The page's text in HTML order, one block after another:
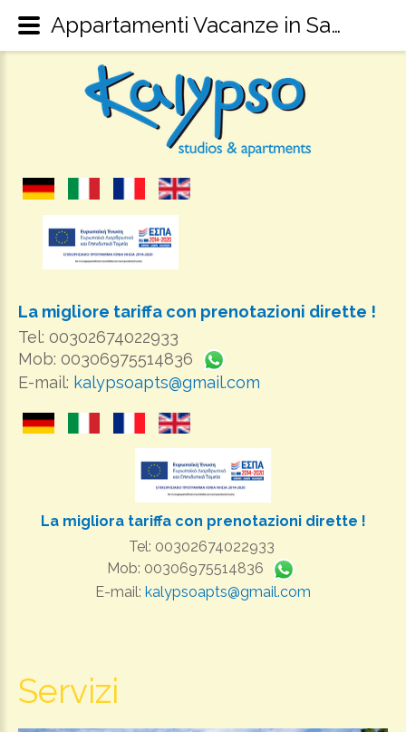
La migliore tariffa con prenotazioni dirette !
Tel: 00302674022933
Mob: 00306975514836
E-mail: kalypsoapts@gmail.com
La migliora tariffa con prenotazioni dirette !
Tel: 00302674022933
Mob: 00306975514836
E-mail: kalypsoapts@gmail.com
Servizi
Appartamenti Vacanze in Sami Cefalonia - Kalypso Studios & Appartaments Kefalonia - Alloggi a Sami Cefalonia